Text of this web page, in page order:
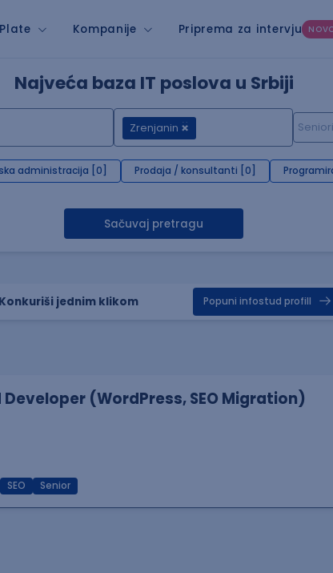
Plate Kompanije Priprema za intervju
Najveća baza IT poslova u Srbiji
Zrenjanin
administracija [0] Prodaja / konsultanti [0]
Sačuvaj pretragu
Konkuriši jednim klikom Popuni infostud profill
(WordPress, SEO Migration)
SEO Senior